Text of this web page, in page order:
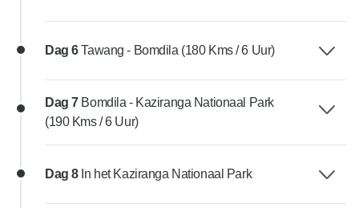
Dag 6Tawang - Bomdila (180 Kms / 6 Uur)
Dag 7 Bomdila - Kaziranga Nationaal Park
(190 Kms / 6 Uur)
Dag 8 In het Kaziranga Nationaal Park